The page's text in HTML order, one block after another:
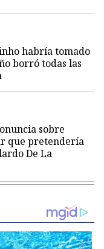
habría tomado
borró todas las
sobre
que pretendería
De La